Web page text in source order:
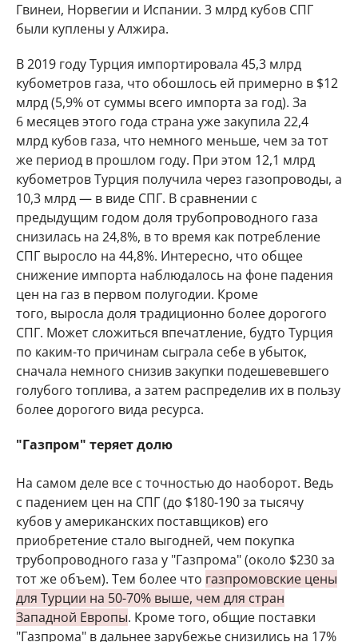
Гвинеи, Норвегии и Испании. 3 млрд кубов СПГ
были куплены у Алжира.
В 2019 году Турция импортировала 45,3 млрд
кубометров газа, что обошлось ей примерно в $12
млрд (5,9% от суммы всего импорта за год). За
6 месяцев этого года страна уже закупила 22,4
млрд кубов газа, что немного меньше, чем за тот
же период в прошлом году. При этом 12,1 млрд
кубометров Турция получила через газопроводы, а
10,3 млрд — в виде СПГ. В сравнении с
предыдущим годом доля трубопроводного газа
снизилась на 24,8%, в то время как потребление
СПГ выросло на 44,8%. Интересно, что общее
снижение импорта наблюдалось на фоне падения
цен на газ в первом полугодии. Кроме
того, выросла доля традиционно более дорогого
СПГ. Может сложиться впечатление, будто Турция
по каким-то причинам сыграла себе в убыток,
сначала немного снизив закупки подешевевшего
голубого топлива, а затем распределив их в пользу
более дорогого вида ресурса.
"Газпром" теряет долю
На самом деле все с точностью до наоборот. Ведь
с падением цен на СПГ (до $180-190 за тысячу
кубов у американских поставщиков) его
приобретение стало выгодней, чем покупка
трубопроводного газа у "Газпрома" (около $230 за
тот же объем). Тем более что газпромовские цены
для Турции на 50-70% выше, чем для стран
Западной Европы. Кроме того, общие поставки
"Газпрома" в дальнее зарубежье снизились на 17%